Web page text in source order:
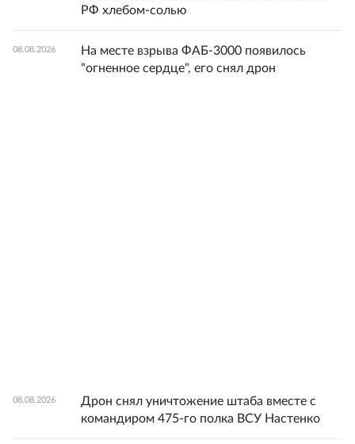
РФ хлебом-солью
08.08.2026
На месте взрыва ФАБ-3000 появилось
"огненное сердце", его снял дрон
08.08.2026
Дрон снял уничтожение штаба вместе с
командиром 475-го полка ВСУ Настенко